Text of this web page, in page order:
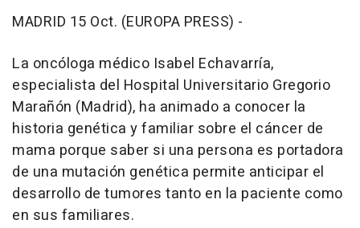
MADRID 15 Oct. (EUROPA PRESS) -
La oncóloga médico Isabel Echavarría,
especialista del Hospital Universitario Gregorio
Marañón (Madrid), ha animado a conocer la
historia genética y familiar sobre el cáncer de
mama porque saber si una persona es portadora
de una mutación genética permite anticipar el
desarrollo de tumores tanto en la paciente como
en sus familiares.